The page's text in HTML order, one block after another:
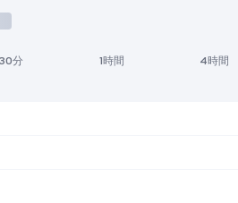
30分 1時間 4時間